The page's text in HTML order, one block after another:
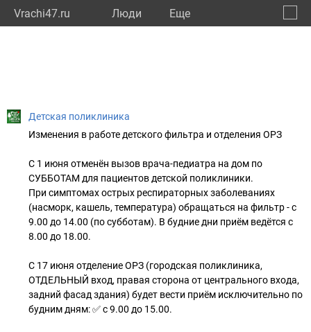
Vrachi47.ru Люди Eще
Детская поликлиника
Изменения в работе детского фильтра и отделения ОРЗ
С 1 июня отменён вызов врача-педиатра на дом по
СУББОТАМ для пациентов детской поликлиники.
При симптомах острых респираторных заболеваниях
(насморк, кашель, температура) обращаться на фильтр - с
9.00 до 14.00 (по субботам). В будние дни приём ведётся с
8.00 до 18.00.
С 17 июня отделение ОРЗ (городская поликлиника,
ОТДЕЛЬНЫЙ вход, правая сторона от центрального входа,
задний фасад здания) будет вести приём исключительно по
будним дням: ✅ с 9.00 до 15.00.